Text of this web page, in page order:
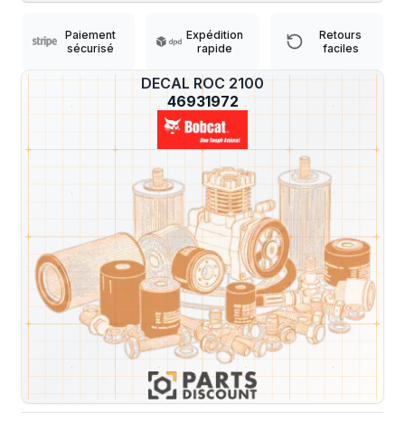
?
DECAL ROC 2100
46931972
Paiement
sécurisé
Expédition
rapide
Retours
faciles
Machines compatibles
Expédition et Retours
sous 48-
72h
—
Sous réserve de disponibilité des stocks.
Livraison estimée 24h/48h par les
transporteurs.
France
métropolitaine
Livraison exclusivement en France
métropolitaine (hors Corse et DOM-
TOM).
totale
Pas de surprise : le coût exact est
calculé selon le poids et le volume de
votre commande avant paiement.